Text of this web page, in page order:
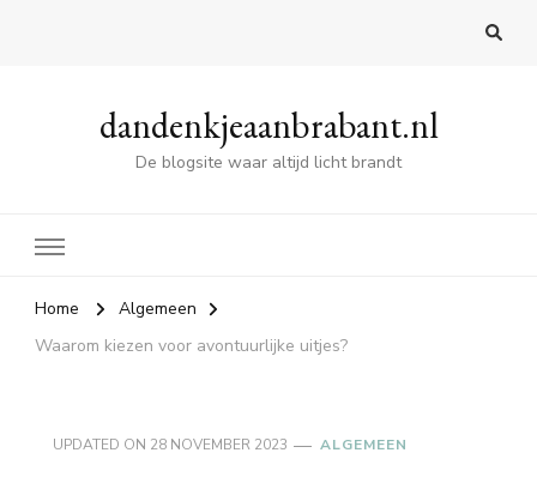
dandenkjeaanbrabant.nl
De blogsite waar altijd licht brandt
Home
Algemeen
Waarom kiezen voor avontuurlijke uitjes?
UPDATED ON 28 NOVEMBER 2023 ALGEMEEN